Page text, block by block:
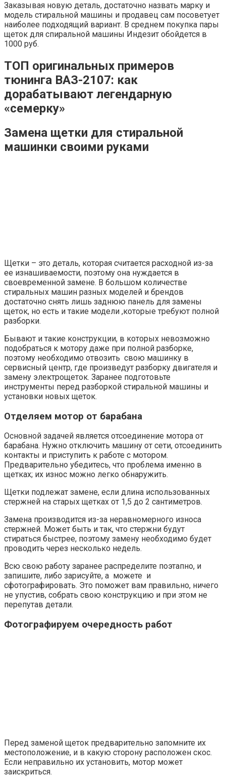
Заказывая новую деталь, достаточно назвать марку и
модель стиральной машины и продавец сам посоветует
наиболее подходящий вариант. В среднем покупка пары
щеток для спиральной машины Индезит обойдется в
1000 руб.
ТОП оригинальных примеров
тюнинга ВАЗ-2107: как
дорабатывают легендарную
«семерку»
Замена щетки для стиральной
машинки своими руками
Щетки – это деталь, которая считается расходной из-за
ее изнашиваемости, поэтому она нуждается в
своевременной замене. В большом количестве
стиральных машин разных моделей и брендов
достаточно снять лишь заднюю панель для замены
щеток, но есть и такие модели ,которые требуют полной
разборки.
Бывают и такие конструкции, в которых невозможно
подобраться к мотору даже при полной разборке,
поэтому необходимо отвозить свою машинку в
сервисный центр, где произведут разборку двигателя и
замену электрощеток. Заранее подготовьте
инструменты перед разборкой стиральной машины и
установки новых щеток.
Отделяем мотор от барабана
Основной задачей является отсоединение мотора от
барабана. Нужно отключить машину от сети, отсоединить
контакты и приступить к работе с мотором.
Предварительно убедитесь, что проблема именно в
щетках; их износ можно легко обнаружить.
Щетки подлежат замене, если длина использованных
стержней на старых щетках от 1,5 до 2 сантиметров.
Замена производится из-за неравномерного износа
стержней. Может быть и так, что стержни будут
стираться быстрее, поэтому замену необходимо будет
проводить через несколько недель.
Всю свою работу заранее распределите поэтапно, и
запишите, либо зарисуйте, а можете и
сфотографировать. Это поможет вам правильно, ничего
не упустив, собрать свою конструкцию и при этом не
перепутав детали.
Фотографируем очередность работ
Перед заменой щеток предварительно запомните их
местоположение, и в какую сторону расположен скос.
Если неправильно их установить, мотор может
заискриться.